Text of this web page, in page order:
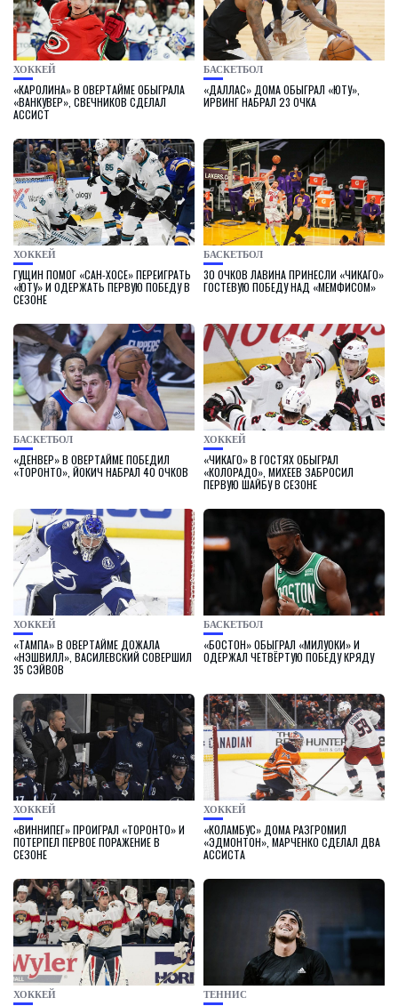
ХОККЕЙ
«КАРОЛИНА» В ОВЕРТАЙМЕ ОБЫГРАЛА
«ВАНКУВЕР», СВЕЧНИКОВ СДЕЛАЛ
АССИСТ
БАСКЕТБОЛ
«ДАЛЛАС» ДОМА ОБЫГРАЛ «ЮТУ»,
ИРВИНГ НАБРАЛ 23 ОЧКА
ХОККЕЙ
ГУЩИН ПОМОГ «САН-ХОСЕ» ПЕРЕИГРАТЬ
«ЮТУ» И ОДЕРЖАТЬ ПЕРВУЮ ПОБЕДУ В
СЕЗОНЕ
БАСКЕТБОЛ
30 ОЧКОВ ЛАВИНА ПРИНЕСЛИ «ЧИКАГО»
ГОСТЕВУЮ ПОБЕДУ НАД «МЕМФИСОМ»
БАСКЕТБОЛ
«ДЕНВЕР» В ОВЕРТАЙМЕ ПОБЕДИЛ
«ТОРОНТО», ЙОКИЧ НАБРАЛ 40 ОЧКОВ
ХОККЕЙ
«ЧИКАГО» В ГОСТЯХ ОБЫГРАЛ
«КОЛОРАДО», МИХЕЕВ ЗАБРОСИЛ
ПЕРВУЮ ШАЙБУ В СЕЗОНЕ
ХОККЕЙ
«ТАМПА» В ОВЕРТАЙМЕ ДОЖАЛА
«НЭШВИЛЛ», ВАСИЛЕВСКИЙ СОВЕРШИЛ
35 СЭЙВОВ
БАСКЕТБОЛ
«БОСТОН» ОБЫГРАЛ «МИЛУОКИ» И
ОДЕРЖАЛ ЧЕТВЁРТУЮ ПОБЕДУ КРЯДУ
ХОККЕЙ
«ВИННИПЕГ» ПРОИГРАЛ «ТОРОНТО» И
ПОТЕРПЕЛ ПЕРВОЕ ПОРАЖЕНИЕ В
СЕЗОНЕ
ХОККЕЙ
«КОЛАМБУС» ДОМА РАЗГРОМИЛ
«ЭДМОНТОН», МАРЧЕНКО СДЕЛАЛ ДВА
АССИСТА
ХОККЕЙ ТЕННИС